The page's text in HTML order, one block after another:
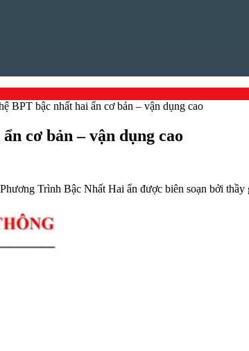
BPT bậc nhất hai ẩn cơ bản – vận dụng cao
cơ bản – vận dụng cao
Trình Bậc Nhất Hai ẩn được biên soạn bởi